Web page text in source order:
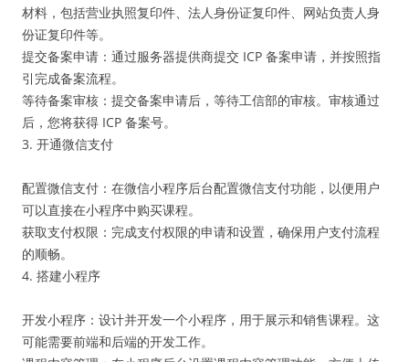
材料，包括营业执照复印件、法人身份证复印件、网站负责人身
份证复印件等。
提交备案申请：通过服务器提供商提交 ICP 备案申请，并按照指
引完成备案流程。
等待备案审核：提交备案申请后，等待工信部的审核。审核通过
后，您将获得 ICP 备案号。
3. 开通微信支付
配置微信支付：在微信小程序后台配置微信支付功能，以便用户
可以直接在小程序中购买课程。
获取支付权限：完成支付权限的申请和设置，确保用户支付流程
的顺畅。
4. 搭建小程序
开发小程序：设计并开发一个小程序，用于展示和销售课程。这
可能需要前端和后端的开发工作。